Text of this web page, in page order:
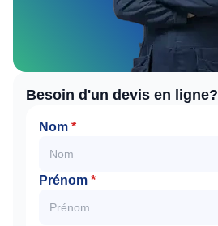
Besoin d'un devis en ligne?
Nom *
Prénom *